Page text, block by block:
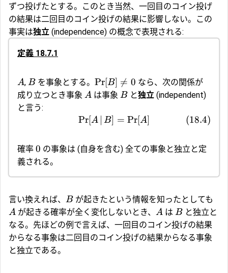
ずつ投げたとする。このとき当然、一回目のコイン投げ
の結果は二回目のコイン投げの結果に影響しない。この
事実は独立 (independence) の概念で表現される:
定義 18.7.1
A, Bを事象とする。 Pr[B] 
= 0 なら、次の関係が
成り立つとき事象 A は事象 Bと独立(independent)
と言う:
Pr[A B] = Pr[A] (18.4)
確率 0 の事象は (自身を含む) 全ての事象と独立と定
義される。
言い換えれば、 Bが起きたという情報を知ったとしても
A が起きる確率が全く変化しないとき、 A は Bと独立と
なる。先ほどの例で言えば、一回目のコイン投げの結果
からなる事象は二回目のコイン投げの結果からなる事象
と独立である。